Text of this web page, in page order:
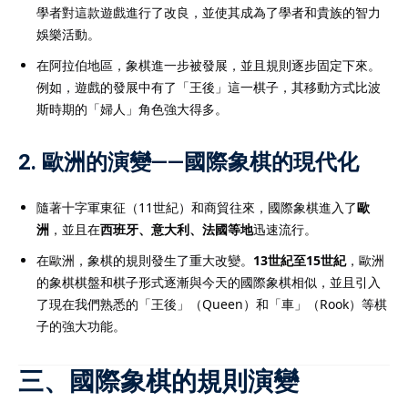
學者對這款遊戲進行了改良，並使其成為了學者和貴族的智力
娛樂活動。
在阿拉伯地區，象棋進一步被發展，並且規則逐步固定下來。
例如，遊戲的發展中有了「王後」這一棋子，其移動方式比波
斯時期的「婦人」角色強大得多。
2. 歐洲的演變——國際象棋的現代化
隨著十字軍東征（11世紀）和商貿往來，國際象棋進入了歐
洲 ，並且在西班牙、意大利、法國等地迅速流行。
在歐洲，象棋的規則發生了重大改變。 13世紀至15世紀，歐洲
的象棋棋盤和棋子形式逐漸與今天的國際象棋相似，並且引入
了現在我們熟悉的「王後」（Queen）和「車」（Rook）等棋
子的強大功能。
三、國際象棋的規則演變